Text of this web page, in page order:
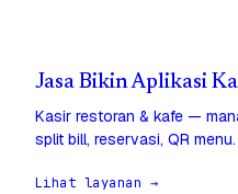
Jasa Bikin Aplikasi
Kasir restoran & kafe —
split bill, reservasi, QR menu.
Lihat layanan →